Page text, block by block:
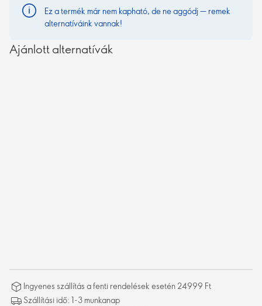
Ez a termék már nem kapható, de ne aggódj — remek
alternatíváink vannak!
Ajánlott alternatívák
Ingyenes szállítás a fenti rendelések esetén 24999 Ft
Szállítási idő: 1-3 munkanap